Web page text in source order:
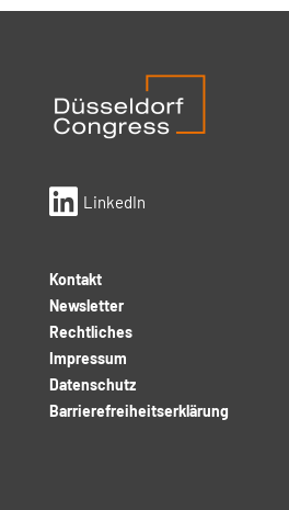
 LinkedIn
Kontakt
Newsletter
Rechtliches
Impressum
Datenschutz
Barrierefreiheitserklärung